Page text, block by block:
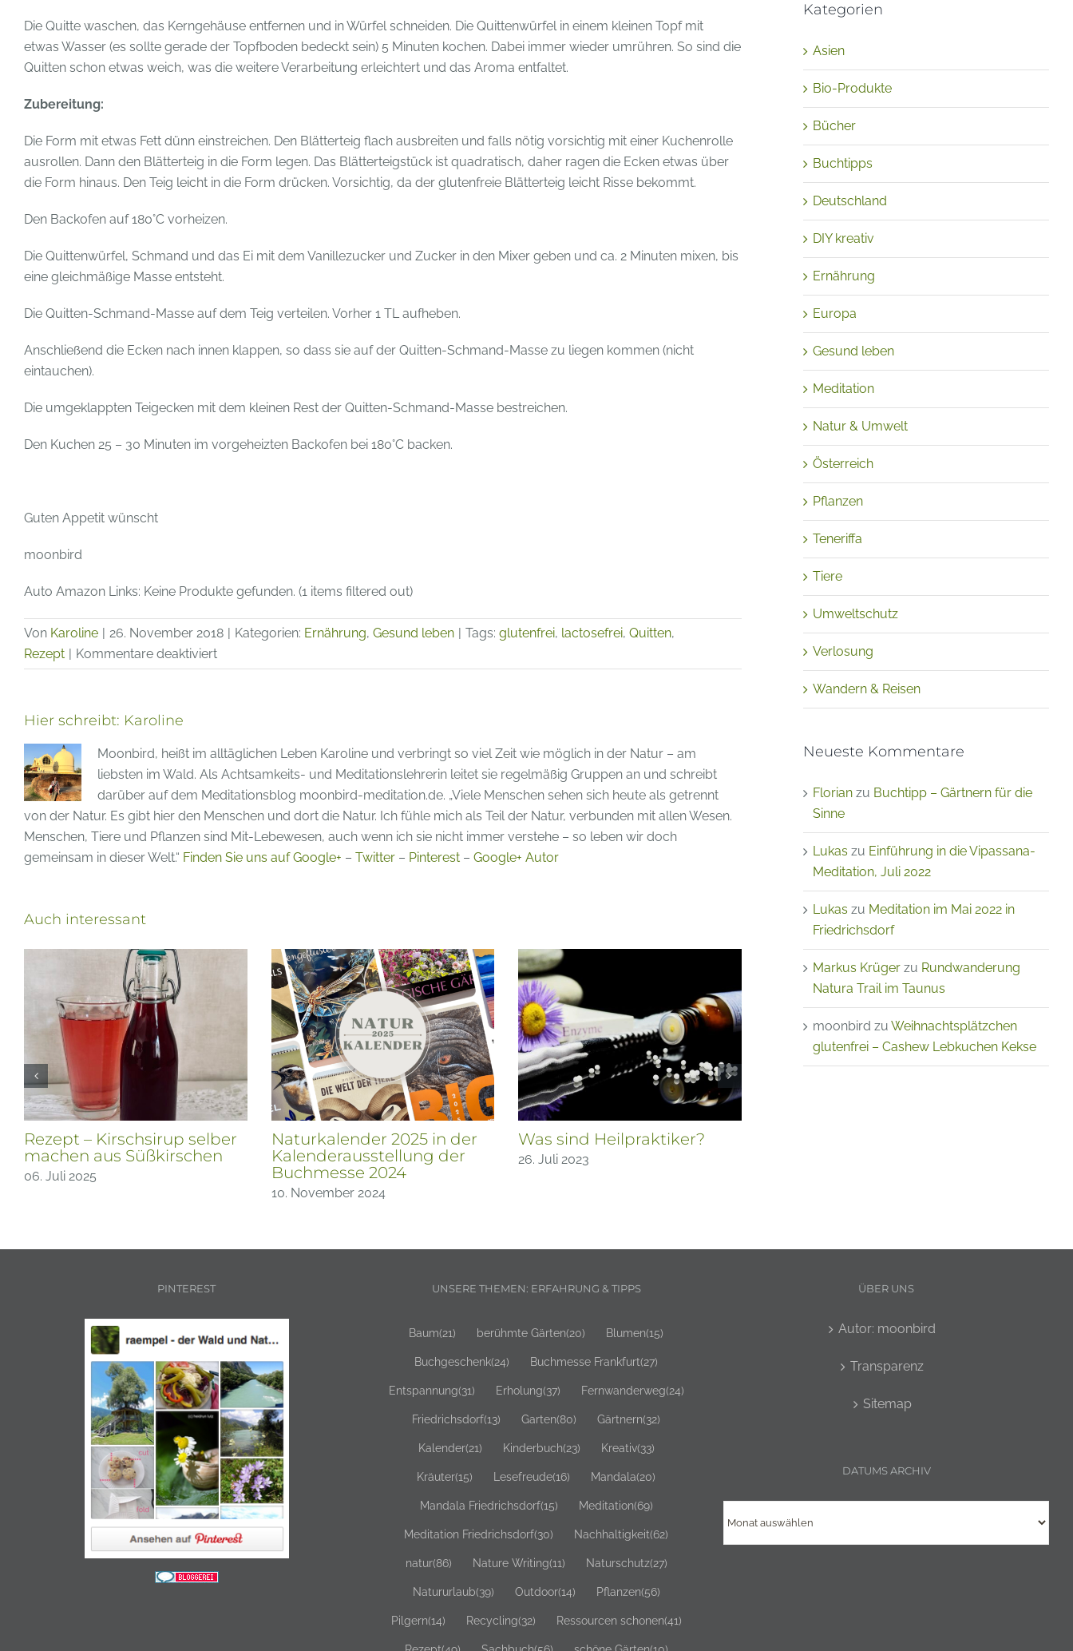
Die Quitte waschen, das Kerngehäuse entfernen und in Würfel schneiden. Die Quittenwürfel in einem kleinen Topf mit
etwas Wasser (es sollte gerade der Topfboden bedeckt sein) 5 Minuten kochen. Dabei immer wieder umrühren. So sind die
Quitten schon etwas weich, was die weitere Verarbeitung erleichtert und das Aroma entfaltet.
Zubereitung:
Die Form mit etwas Fett dünn einstreichen. Den Blätterteig flach ausbreiten und falls nötig vorsichtig mit einer Kuchenrolle
ausrollen. Dann den Blätterteig in die Form legen. Das Blätterteigstück ist quadratisch, daher ragen die Ecken etwas über
die Form hinaus. Den Teig leicht in die Form drücken. Vorsichtig, da der glutenfreie Blätterteig leicht Risse bekommt.
Den Backofen auf 180°C vorheizen.
Die Quittenwürfel, Schmand und das Ei mit dem Vanillezucker und Zucker in den Mixer geben und ca. 2 Minuten mixen, bis
eine gleichmäßige Masse entsteht.
Die Quitten-Schmand-Masse auf dem Teig verteilen. Vorher 1 TL aufheben.
Anschließend die Ecken nach innen klappen, so dass sie auf der Quitten-Schmand-Masse zu liegen kommen (nicht
eintauchen).
Die umgeklappten Teigecken mit dem kleinen Rest der Quitten-Schmand-Masse bestreichen.
Den Kuchen 25 – 30 Minuten im vorgeheizten Backofen bei 180°C backen.
Guten Appetit wünscht
moonbird
Auto Amazon Links: Keine Produkte gefunden. (1 items filtered out)
Von Karoline 26. November 2018 Kategorien: Ernährung, Gesund leben Tags: glutenfrei, lactosefrei, Quitten,
Rezept
Kommentare deaktiviertfür
Rezept
mit
Blätterteig
Hier schreibt: Karoline
Moonbird, heißt im alltäglichen Leben Karoline und verbringt so viel Zeit wie möglich in der Natur – am
liebsten im Wald. Als Achtsamkeits- und Meditationslehrerin leitet sie regelmäßig Gruppen an und schreibt
darüber auf dem Meditationsblog moonbird-meditation.de. „Viele Menschen sehen sich heute als getrennt
von der Natur. Es gibt hier den Menschen und dort die Natur. Ich fühle mich als Teil der Natur, verbunden mit allen Wesen.
Menschen, Tiere und Pflanzen sind Mit-Lebewesen, auch wenn ich sie nicht immer verstehe – so leben wir doch
gemeinsam in dieser Welt.“ Finden Sie uns auf Google+ – Twitter – Pinterest – Google+ Autor
Auch interessant
Rezept – Kirschsirup selber
machen aus Süßkirschen
06. Juli 2025
Naturkalender 2025 in der
Kalenderausstellung der
Buchmesse 2024
10. November 2024
Was sind Heilpraktiker?
26. Juli 2023
Kategorien
Asien
Bio-Produkte
Bücher
Buchtipps
Deutschland
DIY kreativ
Ernährung
Europa
Gesund leben
Meditation
Natur & Umwelt
Österreich
Pflanzen
Teneriffa
Tiere
Umweltschutz
Verlosung
Wandern & Reisen
Neueste Kommentare
Florianzu Buchtipp – Gärtnern für die
Sinne
Lukas zu Einführung in die Vipassana-
Meditation, Juli 2022
Lukas zu Meditation im Mai 2022 in
Friedrichsdorf
Markus Krügerzu Rundwanderung
Natura Trail im Taunus
moonbird zu Weihnachtsplätzchen
glutenfrei – Cashew Lebkuchen Kekse
PINTEREST UNSERE THEMEN: ERFAHRUNG & TIPPS
Baum(21) berühmte Gärten(20) Blumen(15)
Buchgeschenk(24) Buchmesse Frankfurt(27)
Entspannung(31) Erholung(37) Fernwanderweg(24)
Friedrichsdorf(13) Garten(80) Gärtnern(32)
Kalender(21) Kinderbuch(23) Kreativ(33)
Kräuter(15) Lesefreude(16) Mandala(20)
Mandala Friedrichsdorf(15) Meditation(69)
Meditation Friedrichsdorf(30) Nachhaltigkeit(62)
natur(86) Nature Writing(11) Naturschutz(27)
Natururlaub(39) Outdoor(14) Pflanzen(56)
Pilgern(14) Recycling(32) Ressourcen schonen(41)
ÜBER UNS
Autor: moonbird
Transparenz
Sitemap
DATUMS ARCHIV
Archiv